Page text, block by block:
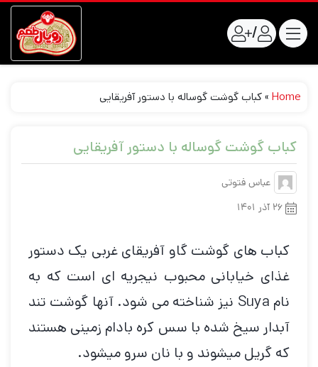
/
Home
»کباب گوشت گوساله با دستور آفریقایی
کباب گوشت گوساله با دستور آفریقایی
عباس فتوتی
۲۶ آذر ۱۴۰۱
کباب های گوشت گاو آفریقای غربی یک دستور
غذای خیابانی محبوب نیجریه ای است که به
نام Suya نیز شناخته می شود. آنها گوشت تند
آبدار سیخ شده با سس کره بادام زمینی هستند
که گریل میشوند و با نان سرو میشود.